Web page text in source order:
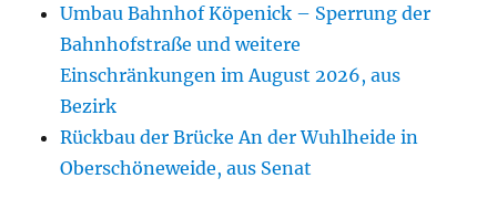
Umbau Bahnhof Köpenick – Sperrung der
Bahnhofstraße und weitere
Einschränkungen im August 2026, aus
Bezirk
Rückbau der Brücke An der Wuhlheide in
Oberschöneweide, aus Senat